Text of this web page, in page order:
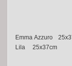
Emma Azzuro
Lila 25x37cm